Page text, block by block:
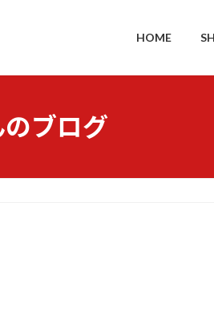
HOME
ブログ